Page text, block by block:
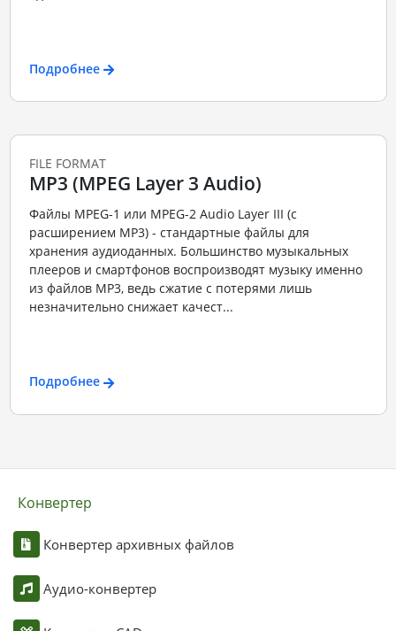
Подробнее
FILE FORMAT
MP3 (MPEG Layer 3 Audio)
Файлы MPEG-1 или MPEG-2 Audio Layer III (с
расширением MP3) - стандартные файлы для
хранения аудиоданных. Большинство музыкальных
плееров и смартфонов воспроизводят музыку именно
из файлов MP3, ведь сжатие с потерями лишь
незначительно снижает качест...
Подробнее
Конвертер
Конвертер архивных файлов
Аудио-конвертер